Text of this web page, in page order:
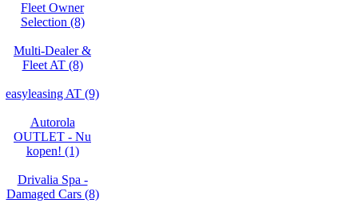
Fleet Owner
Selection (8)
Multi-Dealer &
Fleet AT (8)
easyleasing AT (9)
Autorola
OUTLET - Nu
kopen! (1)
Drivalia Spa -
Damaged Cars (8)